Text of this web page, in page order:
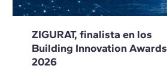
ZIGURAT, finalista en los
Building Innovation Awards
2026